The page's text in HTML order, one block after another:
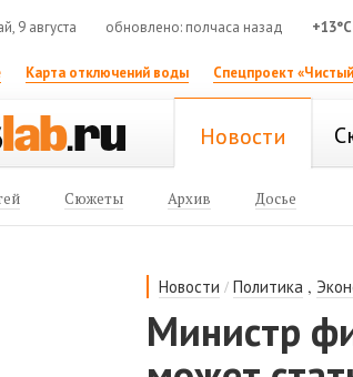
9 августа обновлено: полчаса назад +13°C
Карта отключений воды Спецпроект
Новости
Сюжеты Архив Досье
Новости /Политика ,
Министр